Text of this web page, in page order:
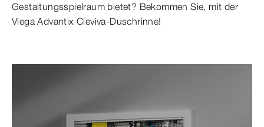
Gestaltungsspielraum bietet? Bekommen Sie, mit der
Viega Advantix Cleviva-Duschrinne!